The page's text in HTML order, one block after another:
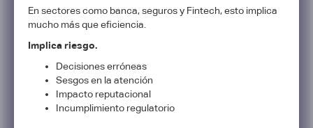
En sectores como banca, seguros y Fintech, esto implica
mucho más que eficiencia.
Implica riesgo.
Decisiones erróneas
Sesgos en la atención
Impacto reputacional
Incumplimiento regulatorio